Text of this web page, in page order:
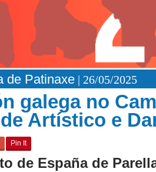
de Patinaxe | 26/05/2025
galega no
Artístico e
Pin It
de España de